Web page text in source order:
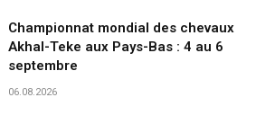
Championnat mondial des chevaux
Akhal-Teke aux Pays-Bas : 4 au 6
septembre
06.08.2026